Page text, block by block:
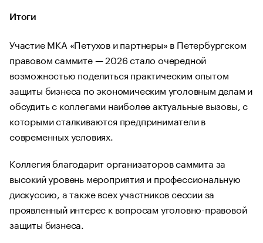
Итоги
Участие МКА «Петухов и партнеры» в Петербургском
правовом саммите — 2026 стало очередной
возможностью поделиться практическим опытом
защиты бизнеса по экономическим уголовным делам и
обсудить с коллегами наиболее актуальные вызовы, с
которыми сталкиваются предприниматели в
современных условиях.
Коллегия благодарит организаторов саммита за
высокий уровень мероприятия и профессиональную
дискуссию, а также всех участников сессии за
проявленный интерес к вопросам уголовно-правовой
защиты бизнеса.